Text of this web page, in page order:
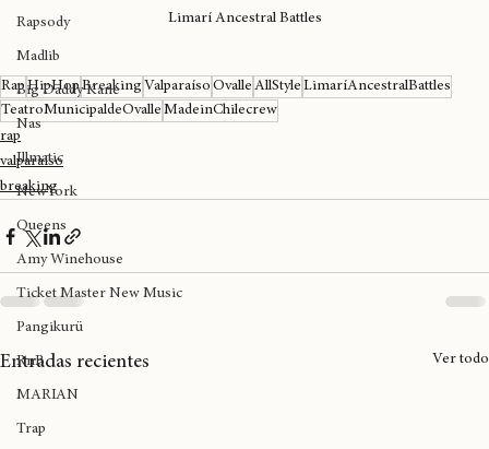
Jazz
Rapsody
Madlib
Big Daddy Kane
Nas
Illmatic
NewYork
Queens
Amy Winehouse
Ticket Master New Music
Pangikurü
RnB
MARIAN
RapHipHopBreakingValparaísoOvalleAllStyle
TeatroMunicipaldeOvalle
rap
valparaíso
Entradas recientes